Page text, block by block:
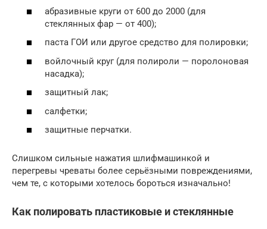
абразивные круги от 600 до 2000 (для
стеклянных фар — от 400);
паста ГОИ или другое средство для полировки;
войлочный круг (для полироли — поролоновая
насадка);
защитный лак;
салфетки;
защитные перчатки.
Слишком сильные нажатия шлифмашинкой и
перегревы чреваты более серьёзными повреждениями,
чем те, с которыми хотелось бороться изначально!
Как полировать пластиковые и стеклянные